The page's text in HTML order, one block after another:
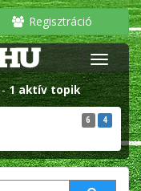
Regisztráció
-1 aktív topik
6 4